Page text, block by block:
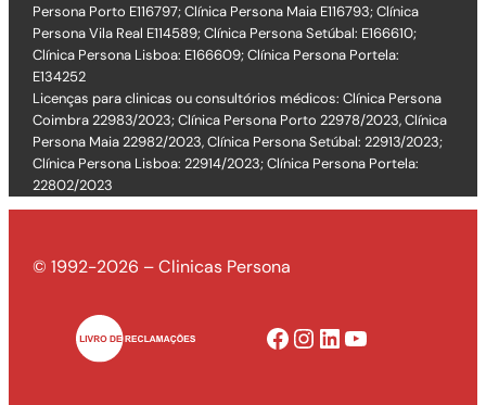
Persona Porto E116797; Clínica Persona Maia E116793; Clínica
Persona Vila Real E114589; Clínica Persona Setúbal: E166610;
Clínica Persona Lisboa: E166609; Clínica Persona Portela:
E134252
Licenças para clinicas ou consultórios médicos: Clínica Persona
Coimbra 22983/2023; Clínica Persona Porto 22978/2023, Clínica
Persona Maia 22982/2023, Clínica Persona Setúbal: 22913/2023;
Clínica Persona Lisboa: 22914/2023; Clínica Persona Portela:
22802/2023
© 1992-2026 – Clinicas Persona
Facebook Instagram LinkedIn YouTube